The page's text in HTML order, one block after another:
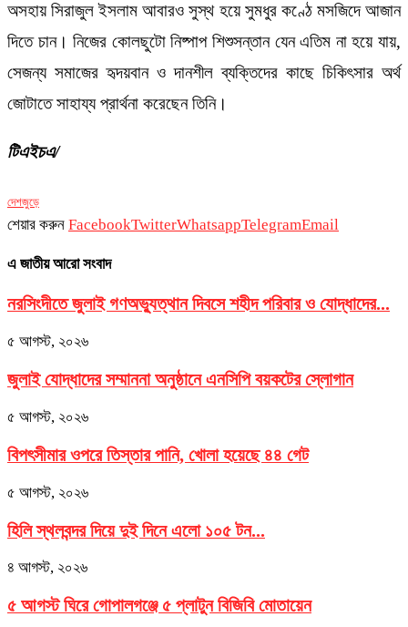
অসহায় সিরাজুল ইসলাম আবারও সুস্থ হয়ে সুমধুর কণ্ঠে মসজিদে আজান
দিতে চান। নিজের কোলছুটো নিষ্পাপ শিশুসন্তান যেন এতিম না হয়ে যায়,
সেজন্য সমাজের হৃদয়বান ও দানশীল ব্যক্তিদের কাছে চিকিৎসার অর্থ
জোটাতে সাহায্য প্রার্থনা করেছেন তিনি।
টিএইচএ/
দেশজুড়ে
শেয়ার করুন FacebookTwitterWhatsappTelegramEmail
এ জাতীয় আরো সংবাদ
নরসিংদীতে জুলাই গণঅভ্যুত্থান দিবসে শহীদ পরিবার ও যোদ্ধাদের...
৫ আগস্ট, ২০২৬
জুলাই যোদ্ধাদের সম্মাননা অনুষ্ঠানে এনসিপি বয়কটের স্লোগান
৫ আগস্ট, ২০২৬
বিপৎসীমার ওপরে তিস্তার পানি, খোলা হয়েছে ৪৪ গেট
৫ আগস্ট, ২০২৬
হিলি স্থলবন্দর দিয়ে দুই দিনে এলো ১০৫ টন...
৪ আগস্ট, ২০২৬
৫ আগস্ট ঘিরে গোপালগঞ্জে ৫ প্লাটুন বিজিবি মোতায়েন